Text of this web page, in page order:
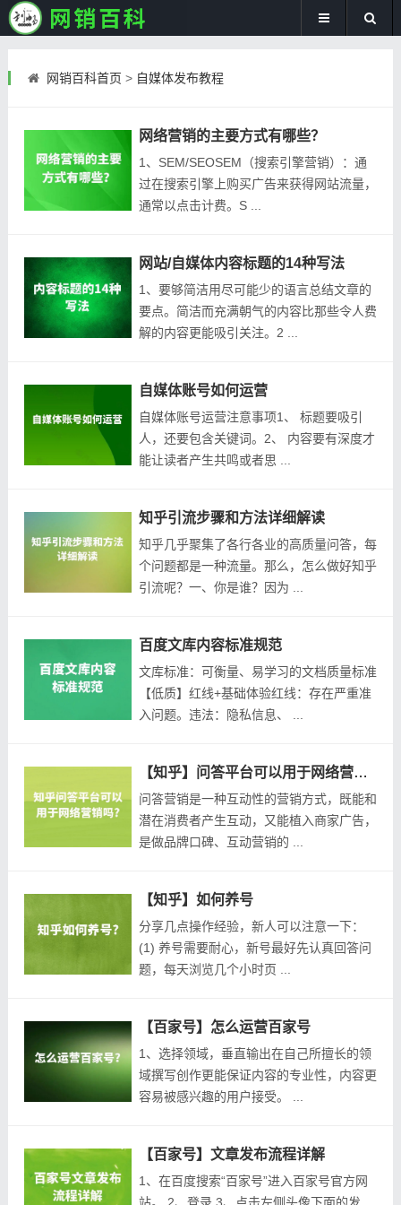
网销百科首页 > 自媒体发布教程
网络营销的主要方式有哪些？
1、SEM/SEOSEM（搜索引擎营销）：通
过在搜索引擎上购买广告来获得网站流量，
通常以点击计费。S ...
网站/自媒体内容标题的14种写法
1、要够简洁用尽可能少的语言总结文章的
要点。简洁而充满朝气的内容比那些令人费
解的内容更能吸引关注。2 ...
自媒体账号如何运营
自媒体账号运营注意事项1、 标题要吸引
人，还要包含关键词。2、 内容要有深度才
能让读者产生共鸣或者思 ...
知乎引流步骤和方法详细解读
知乎几乎聚集了各行各业的高质量问答，每
个问题都是一种流量。那么，怎么做好知乎
引流呢？一、你是谁？因为 ...
百度文库内容标准规范
文库标准：可衡量、易学习的文档质量标准
【低质】红线+基础体验红线：存在严重准
入问题。违法：隐私信息、 ...
【知乎】问答平台可以用于网络营销吗
问答营销是一种互动性的营销方式，既能和
潜在消费者产生互动，又能植入商家广告，
是做品牌口碑、互动营销的 ...
【知乎】如何养号
分享几点操作经验，新人可以注意一下：
(1) 养号需要耐心，新号最好先认真回答问
题，每天浏览几个小时页 ...
【百家号】怎么运营百家号
1、选择领域，垂直输出在自己所擅长的领
域撰写创作更能保证内容的专业性，内容更
容易被感兴趣的用户接受。 ...
【百家号】文章发布流程详解
1、在百度搜索“百家号”进入百家号官方网